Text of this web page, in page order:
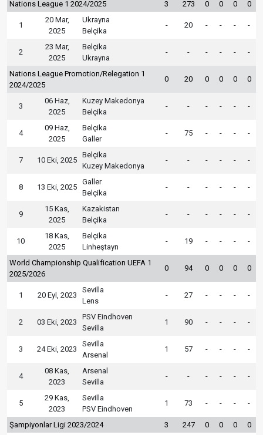
Nations League 1 2024/2025 3 273 0 0 0 0
1
20 Mar,
2025
Ukrayna
Belçika
- 20 - - - -
2
23 Mar,
2025
Belçika
Ukrayna
- - - - - -
Nations League Promotion/Relegation 1
2024/2025
0 20 0 0 0 0
3
06 Haz,
2025
Kuzey Makedonya
Belçika
- - - - - -
4
09 Haz,
2025
Belçika
Galler
- 75 - - - -
7 10 Eki, 2025
Belçika
Kuzey Makedonya
- - - - - -
8 13 Eki, 2025
Galler
Belçika
- - - - - -
9
15 Kas,
2025
Kazakistan
Belçika
- - - - - -
10
18 Kas,
2025
Belçika
Linheştayn
- 19 - - - -
World Championship Qualification UEFA 1
2025/2026
0 94 0 0 0 0
1 20 Eyl, 2023
Sevilla
Lens
- 27 - - - -
2 03 Eki, 2023
PSV Eindhoven
Sevilla
1 90 - - - -
3 24 Eki, 2023
Sevilla
Arsenal
1 57 - - - -
4
08 Kas,
2023
Arsenal
Sevilla
- - - - - -
5
29 Kas,
2023
Sevilla
PSV Eindhoven
1 73 - - - -
Şampiyonlar Ligi 2023/2024 3 247 0 0 0 0